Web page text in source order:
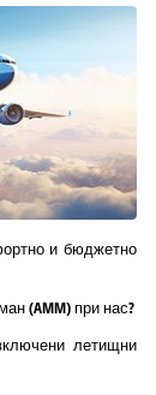
и бюджетно
(AMM) при нас?
летищни